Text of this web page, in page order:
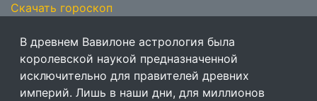
Скачать гороскоп
В древнем Вавилоне астрология была
королевской наукой предназначенной
исключительно для правителей древних
империй. Лишь в наши дни, для миллионов